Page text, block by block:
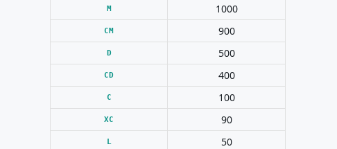
M 1000
CM 900
D 500
CD 400
C 100
XC 90
L 50